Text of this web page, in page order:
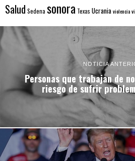
Salud Sedena sonora Texas Ucraniaviolencia
NOTICIA
Personas que trabajan de
riesgo de sufrir